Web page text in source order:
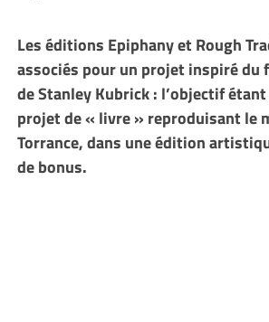
Les éditions Epiphany et Rough
associés pour un projet inspiré du
de Stanley Kubrick : l’objectif
projet de « livre » reproduisant le
Torrance, dans une édition
de bonus.